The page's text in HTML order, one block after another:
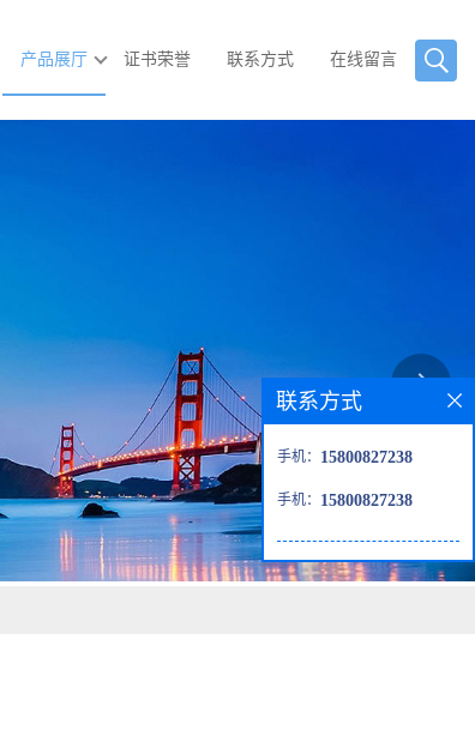
产品展厅 证书荣誉 联系方式 在线留言
联系方式
手机： 15800827238
手机： 15800827238